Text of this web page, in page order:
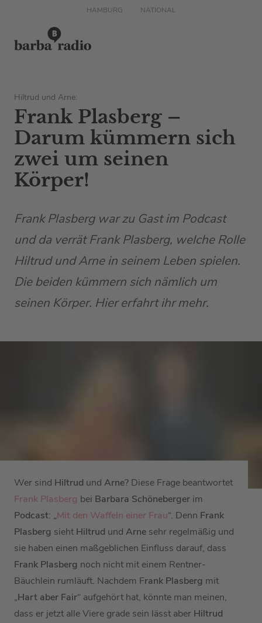
HAMBURG NATIONAL
Hiltrud und Arne:
Frank Plasberg –
Darum kümmern sich
zwei um seinen
Körper!
Frank Plasberg war zu Gast im Podcast
und da verrät Frank Plasberg, welche Rolle
Hiltrud und Arne in seinem Leben spielen.
Die beiden kümmern sich nämlich um
seinen Körper. Hier erfahrt ihr mehr.
Wer sind Hiltrud und Arne? Diese Frage beantwortet
Frank Plasberg bei Barbara Schöneberger im
Podcast: „Mit den Waffeln einer Frau“. Denn Frank
Plasberg sieht Hiltrud und Arne sehr regelmäßig und
sie haben einen maßgeblichen Einfluss darauf, dass
Frank Plasberg noch nicht mit einem Rentner-
Bäuchlein rumläuft. Nachdem Frank Plasberg mit
„Hart aber Fair“ aufgehört hat, könnte man meinen,
dass er jetzt alle Viere grade sein lässt aber Hiltrud